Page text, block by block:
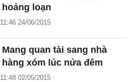
hoảng loạn
11:46 24/06/2015
Mang quan tài sang nhà
hàng xóm lúc nửa đêm
11:48 02/05/2015